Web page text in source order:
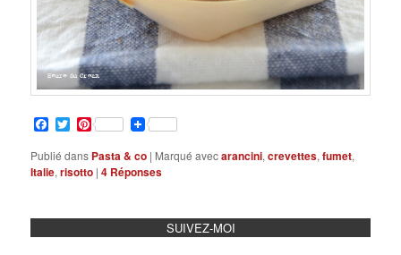
Facebook
TwitterPinterest
Publié dans Pasta & co | Marqué avecarancini,crevettes,fumet,
Italie,risotto |4 Réponses
SUIVEZ-MOI